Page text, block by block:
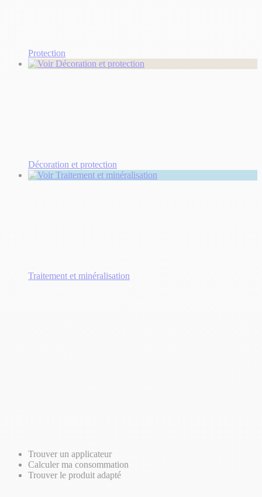
Protection
Décoration et protection
Traitement et minéralisation
Trouver un applicateur
Calculer ma consommation
Trouver le produit adapté